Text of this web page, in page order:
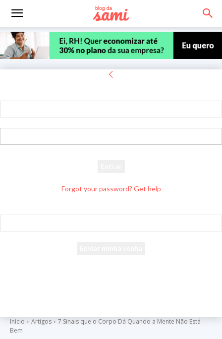
Forgot your password? Get help
Início Artigos
7 Sinais que o Corpo Dá Quando a Mente Não Está
Bem